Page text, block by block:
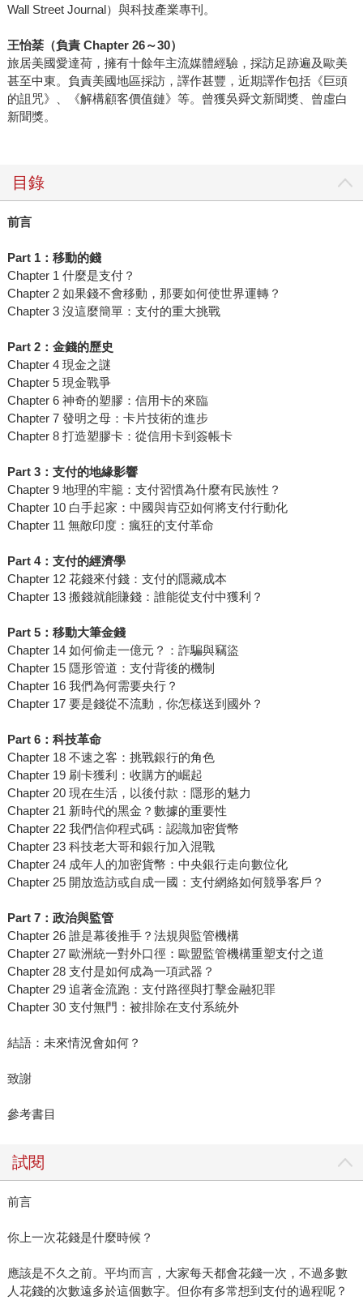
Wall Street Journal）與科技產業專刊。
王怡棻（負責 Chapter 26～30）
旅居美國愛達荷，擁有十餘年主流媒體經驗，採訪足跡遍及歐美
甚至中東。負責美國地區採訪，譯作甚豐，近期譯作包括《巨頭
的詛咒》、《解構顧客價值鏈》等。曾獲吳舜文新聞獎、曾虛白
新聞獎。
目錄
前言
Part 1：移動的錢
Chapter 1 什麼是支付？
Chapter 2 如果錢不會移動，那要如何使世界運轉？
Chapter 3 沒這麼簡單：支付的重大挑戰
Part 2：金錢的歷史
Chapter 4 現金之謎
Chapter 5 現金戰爭
Chapter 6 神奇的塑膠：信用卡的來臨
Chapter 7 發明之母：卡片技術的進步
Chapter 8 打造塑膠卡：從信用卡到簽帳卡
Part 3：支付的地緣影響
Chapter 9 地理的牢籠：支付習慣為什麼有民族性？
Chapter 10 白手起家：中國與肯亞如何將支付行動化
Chapter 11 無敵印度：瘋狂的支付革命
Part 4：支付的經濟學
Chapter 12 花錢來付錢：支付的隱藏成本
Chapter 13 搬錢就能賺錢：誰能從支付中獲利？
Part 5：移動大筆金錢
Chapter 14 如何偷走一億元？：詐騙與竊盜
Chapter 15 隱形管道：支付背後的機制
Chapter 16 我們為何需要央行？
Chapter 17 要是錢從不流動，你怎樣送到國外？
Part 6：科技革命
Chapter 18 不速之客：挑戰銀行的角色
Chapter 19 刷卡獲利：收購方的崛起
Chapter 20 現在生活，以後付款：隱形的魅力
Chapter 21 新時代的黑金？數據的重要性
Chapter 22 我們信仰程式碼：認識加密貨幣
Chapter 23 科技老大哥和銀行加入混戰
Chapter 24 成年人的加密貨幣：中央銀行走向數位化
Chapter 25 開放造訪或自成一國：支付網絡如何競爭客戶？
Part 7：政治與監管
Chapter 26 誰是幕後推手？法規與監管機構
Chapter 27 歐洲統一對外口徑：歐盟監管機構重塑支付之道
Chapter 28 支付是如何成為一項武器？
Chapter 29 追著金流跑：支付路徑與打擊金融犯罪
Chapter 30 支付無門：被排除在支付系統外
結語：未來情況會如何？
致謝
參考書目
試閱
前言
你上一次花錢是什麼時候？
應該是不久之前。平均而言，大家每天都會花錢一次，不過多數
人花錢的次數遠多於這個數字。但你有多常想到支付的過程呢？